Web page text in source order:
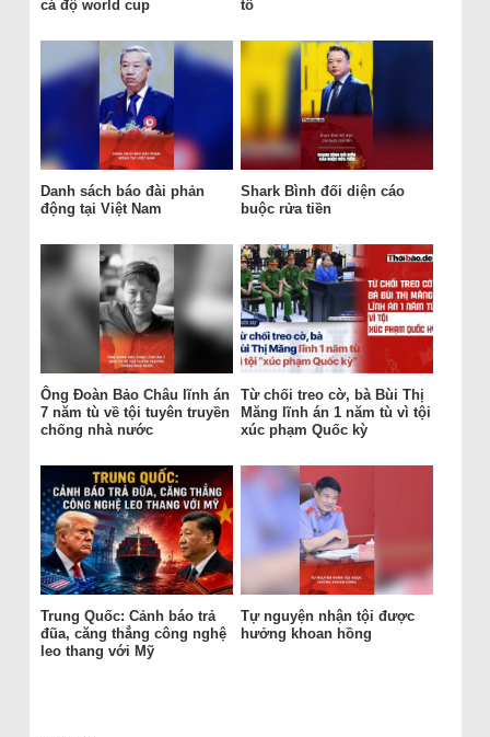
cá độ world cup tố
Danh sách báo đài phản
động tại Việt Nam
Shark Bình đối diện cáo
buộc rửa tiền
Ông Đoàn Bảo Châu lĩnh án
7 năm tù về tội tuyên truyền
chống nhà nước
Từ chối treo cờ, bà Bùi Thị
Măng lĩnh án 1 năm tù vì tội
xúc phạm Quốc kỳ
Trung Quốc: Cảnh báo trả
đũa, căng thẳng công nghệ
leo thang với Mỹ
Tự nguyện nhận tội được
hưởng khoan hồng